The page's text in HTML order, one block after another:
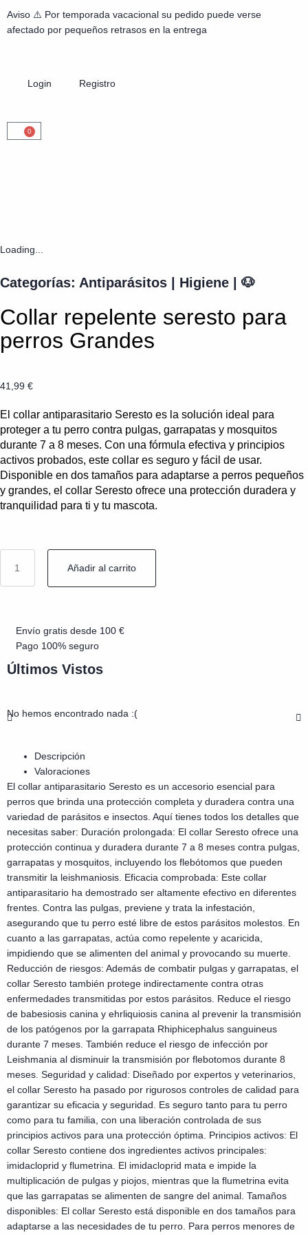
Aviso ⚠️ Por temporada vacacional su pedido puede verse
afectado por pequeños retrasos en la entrega
Login Registro
0
Loading...
Categorías: Antiparásitos Higiene 🐶
Collar repelente seresto para
perros Grandes
41,99 €
El collar antiparasitario Seresto es la solución ideal para
proteger a tu perro contra pulgas, garrapatas y mosquitos
durante 7 a 8 meses. Con una fórmula efectiva y principios
activos probados, este collar es seguro y fácil de usar.
Disponible en dos tamaños para adaptarse a perros pequeños
y grandes, el collar Seresto ofrece una protección duradera y
tranquilidad para ti y tu mascota.
Añadir al carrito
Envío gratis desde 100 €
Pago 100% seguro
Últimos Vistos
No hemos encontrado nada :(
Descripción
Valoraciones
El collar antiparasitario Seresto es un accesorio esencial para
perros que brinda una protección completa y duradera contra una
variedad de parásitos e insectos. Aquí tienes todos los detalles que
necesitas saber: Duración prolongada: El collar Seresto ofrece una
protección continua y duradera durante 7 a 8 meses contra pulgas,
garrapatas y mosquitos, incluyendo los flebótomos que pueden
transmitir la leishmaniosis. Eficacia comprobada: Este collar
antiparasitario ha demostrado ser altamente efectivo en diferentes
frentes. Contra las pulgas, previene y trata la infestación,
asegurando que tu perro esté libre de estos parásitos molestos. En
cuanto a las garrapatas, actúa como repelente y acaricida,
impidiendo que se alimenten del animal y provocando su muerte.
Reducción de riesgos: Además de combatir pulgas y garrapatas, el
collar Seresto también protege indirectamente contra otras
enfermedades transmitidas por estos parásitos. Reduce el riesgo
de babesiosis canina y ehrliquiosis canina al prevenir la transmisión
de los patógenos por la garrapata Rhiphicephalus sanguineus
durante 7 meses. También reduce el riesgo de infección por
Leishmania al disminuir la transmisión por flebotomos durante 8
meses. Seguridad y calidad: Diseñado por expertos y veterinarios,
el collar Seresto ha pasado por rigurosos controles de calidad para
garantizar su eficacia y seguridad. Es seguro tanto para tu perro
como para tu familia, con una liberación controlada de sus
principios activos para una protección óptima. Principios activos: El
collar Seresto contiene dos ingredientes activos principales:
imidacloprid y flumetrina. El imidacloprid mata e impide la
multiplicación de pulgas y piojos, mientras que la flumetrina evita
que las garrapatas se alimenten de sangre del animal. Tamaños
disponibles: El collar Seresto está disponible en dos tamaños para
adaptarse a las necesidades de tu perro. Para perros menores de